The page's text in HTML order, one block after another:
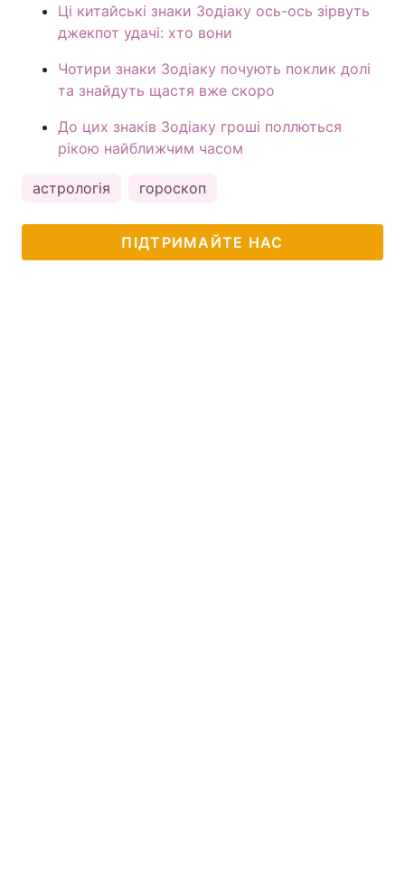
Ці китайські знаки Зодіаку ось-ось зірвуть
джекпот удачі: хто вони
Чотири знаки Зодіаку почують поклик долі
та знайдуть щастя вже скоро
До цих знаків Зодіаку гроші поллються
рікою найближчим часом
астрологія гороскоп
ПІДТРИМАЙТЕ НАС